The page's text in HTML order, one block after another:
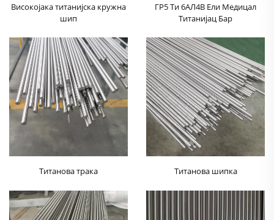
Високојака титанијска кружна
шип
ГР5 Ти 6АЛ4В Ели Медицал
Титанијац Бар
Титанова трака Титанова шипка